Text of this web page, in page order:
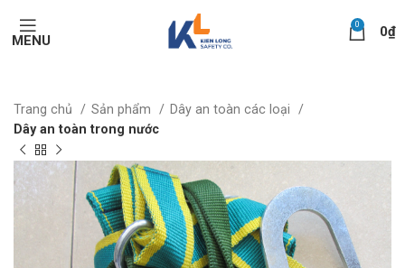
MENU
0 0₫
Trang chủ Sản phẩm
Dây an toàn các loại
Dây an toàn trong nước